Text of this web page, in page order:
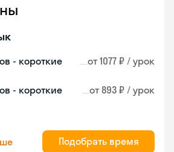
- короткие
от 1077 ₽ / урок
- короткие
от 893 ₽ / урок
Подобрать время